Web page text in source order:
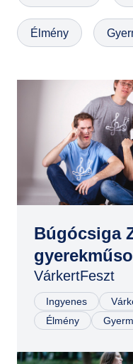
Élmény
Búgócsiga
VárkertFeszt
Ingyenes
Élmény